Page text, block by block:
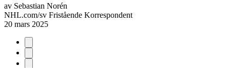
av Sebastian Norén
NHL.com/sv Fristående Korrespondent
20 mars 2025